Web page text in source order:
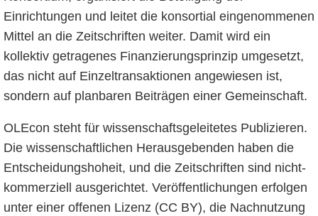
Einrichtungen und leitet die konsortial eingenommenen
Mittel an die Zeitschriften weiter. Damit wird ein
kollektiv getragenes Finanzierungsprinzip umgesetzt,
das nicht auf Einzeltransaktionen angewiesen ist,
sondern auf planbaren Beiträgen einer Gemeinschaft.
OLEcon steht für wissenschaftsgeleitetes Publizieren.
Die wissenschaftlichen Herausgebenden haben die
Entscheidungshoheit, und die Zeitschriften sind nicht-
kommerziell ausgerichtet. Veröffentlichungen erfolgen
unter einer offenen Lizenz (CC BY), die Nachnutzung